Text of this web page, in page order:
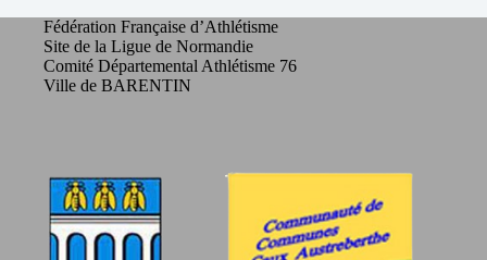
Fédération Française d’Athlétisme
Site de la Ligue de Normandie
Comité Départemental Athlétisme 76
Ville de BARENTIN